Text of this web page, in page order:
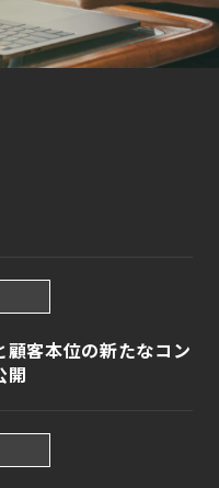
顧客本位の新たなコン
開